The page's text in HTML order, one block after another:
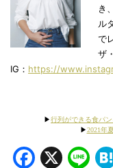
き
ル
で
ザ
IG： https://
▶︎行列ができる食パ
▶︎2021年
X